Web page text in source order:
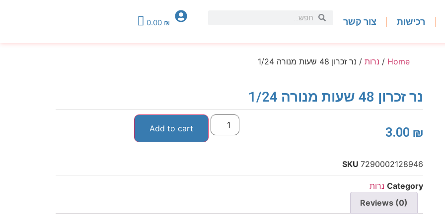
רכישות צור קשר 0.00 ₪
Home
/ נרות / נר זכרון 48 שעות מנורה 1/24
נר זכרון 48 שעות מנורה 1/24
3.00 ₪
Add to cart
SKU7290002128946
Category נרות
Reviews (0)